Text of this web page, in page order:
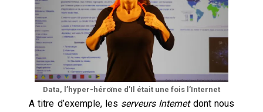
Data, l’hyper-héroïne d’Il était une fois l’Internet
A titre d’exemple, les serveurs Internetdont nous